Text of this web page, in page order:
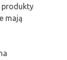
produkty
mają